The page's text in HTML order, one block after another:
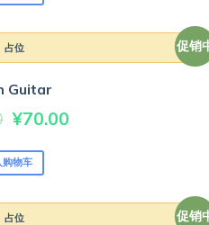
促销
Guitar
原
为：
¥70.00当
购物车
促销